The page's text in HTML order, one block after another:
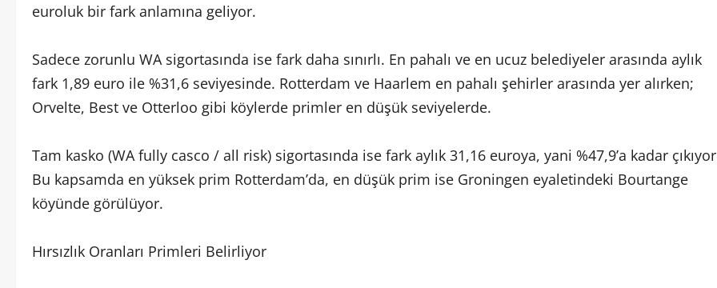
euroluk bir fark anlamına geliyor.
Sadece zorunlu WA sigortasında ise fark daha sınırlı. En pahalı ve en ucuz belediyeler arasında aylık
fark 1,89 euro ile %31,6 seviyesinde. Rotterdam ve Haarlem en pahalı şehirler arasında yer alırken;
Orvelte, Best ve Otterloo gibi köylerde primler en düşük seviyelerde.
Tam kasko (WA fully casco / all risk) sigortasında ise fark aylık 31,16 euroya, yani %47,9’a kadar
Bu kapsamda en yüksek prim Rotterdam’da, en düşük prim ise Groningen eyaletindeki Bourtange
köyünde görülüyor.
Hırsızlık Oranları Primleri Belirliyor